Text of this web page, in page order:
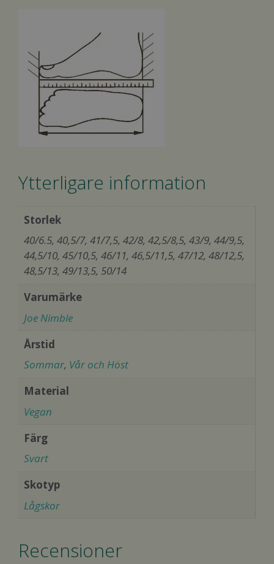
Ytterligare information
Storlek
40/6.5, 40,5/7, 41/7,5, 42/8, 42,5/8,5, 43/9, 44/9,5,
44,5/10, 45/10,5, 46/11, 46,5/11,5, 47/12, 48/12,5,
48,5/13, 49/13,5, 50/14
Varumärke
Joe Nimble
Årstid
Sommar, Vår och Höst
Material
Vegan
Färg
Svart
Skotyp
Lågskor
Recensioner